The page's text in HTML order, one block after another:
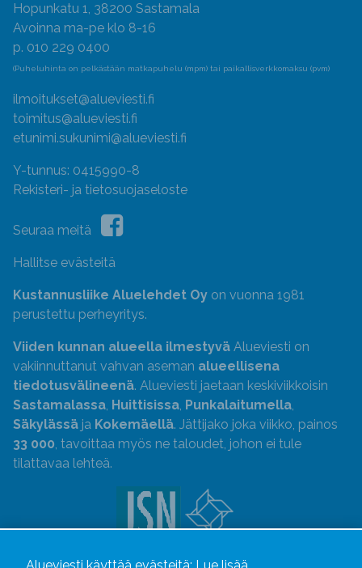
Hopunkatu 1, 38200 Sastamala
Avoinna ma-pe klo 8-16
p. 010 229 0400
(Puheluhinta on pelkästään matkapuhelu (mpm) tai paikallisverkkomaksu (pvm)
ilmoitukset@alueviesti.fi
toimitus@alueviesti.fi
etunimi.sukunimi@alueviesti.fi
Y-tunnus: 0415990-8
Rekisteri- ja tietosuojaseloste
Seuraa meitä
Hallitse evästeitä
Kustannusliike Aluelehdet Oy on vuonna 1981
perustettu perheyritys.
Viiden kunnan alueella ilmestyvä Alueviesti on
vakiinnuttanut vahvan aseman alueellisena
tiedotusvälineenä. Alueviesti jaetaan keskiviikkoisin
Sastamalassa, Huittisissa, Punkalaitumella,
Säkylässä ja Kokemäellä. Jättijako joka viikko, painos
33 000, tavoittaa myös ne taloudet, johon ei tule
tilattavaa lehteä.
Uutismedian Liiton jäsen. Noudatamme JSN:n ohjeita.